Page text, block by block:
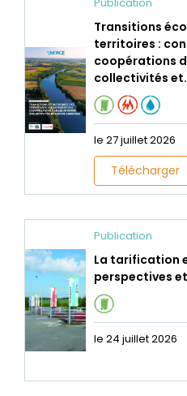
Transitions
territoires :
coopérations
collectivités
le 27 juillet 2026
Télécharger
Publication
La tarification
perspectives
le 24 juillet 2026